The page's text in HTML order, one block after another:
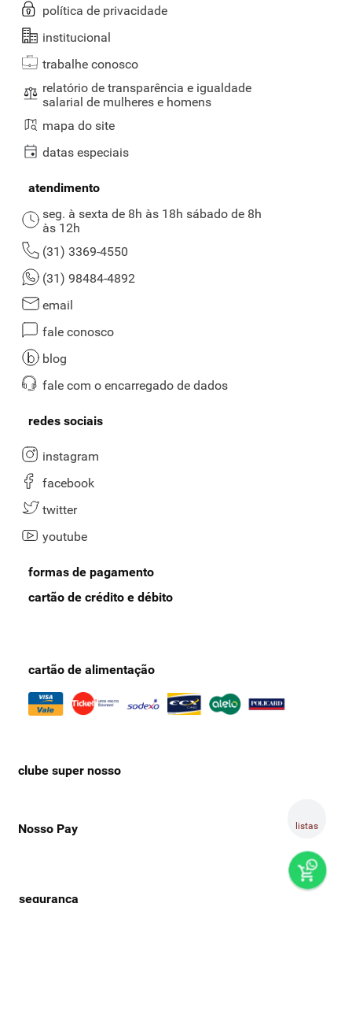
listas
política de privacidade
institucional
trabalhe conosco
relatório de transparência e igualdade
salarial de mulheres e homens
mapa do site
datas especiais
atendimento
seg. à sexta de 8h às 18h sábado de 8h
às 12h
(31) 3369-4550
(31) 98484-4892
email
fale conosco
blog
fale com o encarregado de dados
redes sociais
instagram
facebook
twitter
youtube
formas de pagamento
cartão de crédito e débito
cartão de alimentação
clube super nosso
Nosso Pay